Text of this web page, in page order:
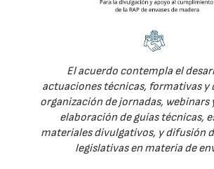
El acuerdo contempla el
actuaciones técnicas, formativas y
organización de jornadas, webinars
elaboración de guías técnicas,
materiales divulgativos, y difusión
legislativas en materia de